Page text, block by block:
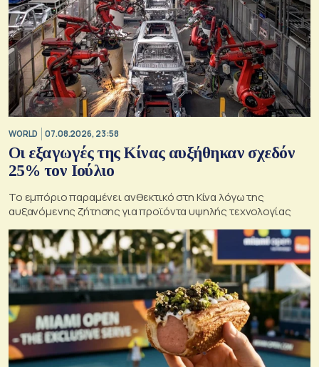
WORLD 07.08.2026, 23:58
Οι εξαγωγές της Κίνας αυξήθηκαν σχεδόν
25% τον Ιούλιο
Το εμπόριο παραμένει ανθεκτικό στη Κίνα λόγω της
αυξανόμενης ζήτησης για προϊόντα υψηλής τεχνολογίας